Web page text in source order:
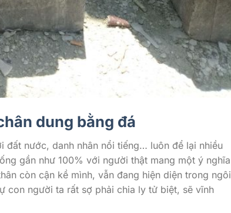
dung bằng đá
nước, danh nhân nổi tiếng… luôn để lại nhiều
gần như 100% với người thật mang một ý nghĩa
còn cận kề mình, vẫn đang hiện diện trong ngôi
con người ta rất sợ phải chia ly tử biệt, sẽ vĩnh